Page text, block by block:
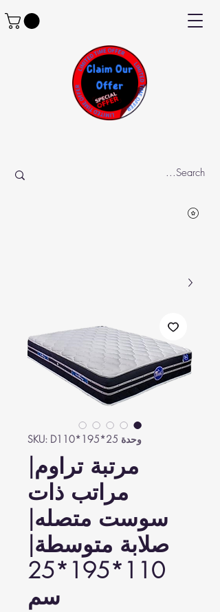
وحدة SKU: D110*195*25
مرتبة تراوم|
مراتب ذات
سوست متصله|
صلابة متوسطة|
110*195*25
سم